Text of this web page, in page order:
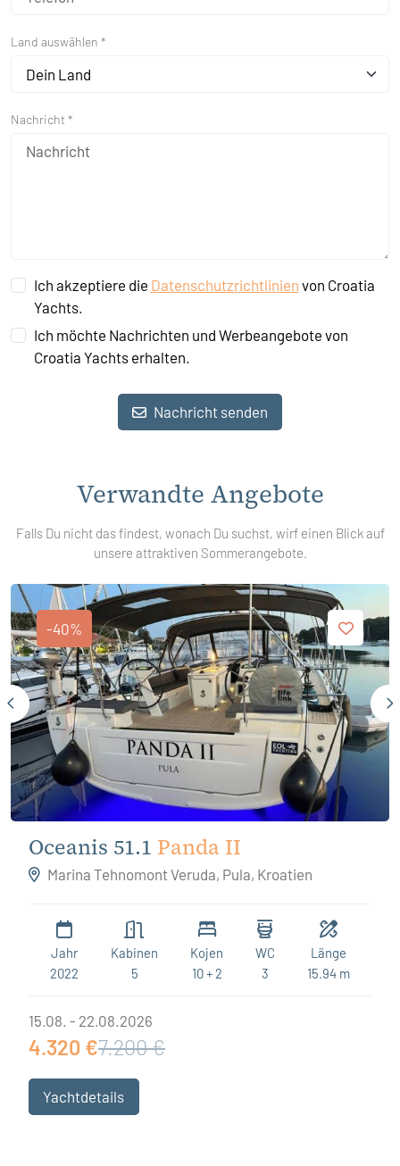
Land auswählen *
Dein Land
Nachricht *
Ich akzeptiere die Datenschutzrichtlinien von Croatia
Yachts.
Ich möchte Nachrichten und Werbeangebote von
Croatia Yachts erhalten.
Nachricht senden
Verwandte Angebote
Falls Du nicht das findest, wonach Du suchst, wirf einen Blick auf
unsere attraktiven Sommerangebote.
-40%
Oceanis 51.1 Panda II
Marina Tehnomont Veruda, Pula, Kroatien
Jahr
2022
Kabinen
5
Kojen
10 + 2
WC
3
Länge
15.94 m
15.08. - 22.08.2026
4.320 €7.200 €
Yachtdetails